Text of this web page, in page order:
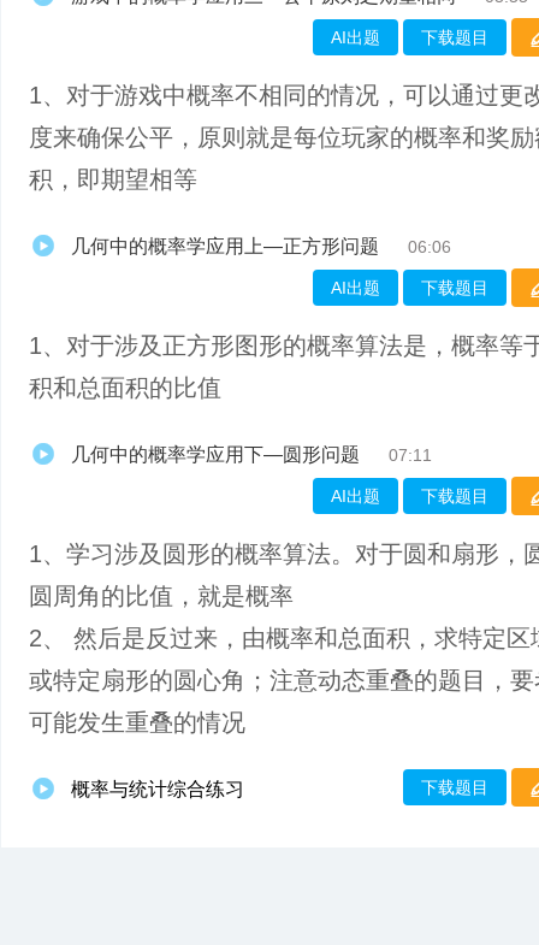
AI出题 下载题目
1、对于游戏中概率不相同的情况，可以通过更
度来确保公平，原则就是每位玩家的概率和奖
积，即期望相等
几何中的概率学应用上—正方形问题 06:06
AI出题 下载题目
1、对于涉及正方形图形的概率算法是，概率等
积和总面积的比值
几何中的概率学应用下—圆形问题 07:11
AI出题 下载题目
1、学习涉及圆形的概率算法。对于圆和扇形，
圆周角的比值，就是概率
2、 然后是反过来，由概率和总面积，求特定区
或特定扇形的圆心角；注意动态重叠的题目，
可能发生重叠的情况
概率与统计综合练习 下载题目